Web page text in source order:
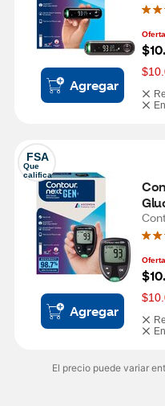
Agregar
Oferta
W
a
s
FSA
Que
califica
Agregar
Oferta
W
a
s
El precio puede variar